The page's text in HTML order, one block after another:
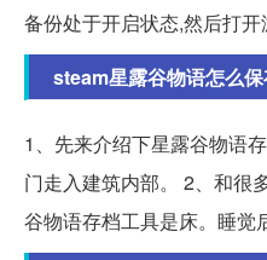
备份处于开启状态,然后打开
steam星露谷物语怎么
1、先来介绍下星露谷物语
门走入建筑内部。 2、和很
谷物语存档工具是床。睡觉